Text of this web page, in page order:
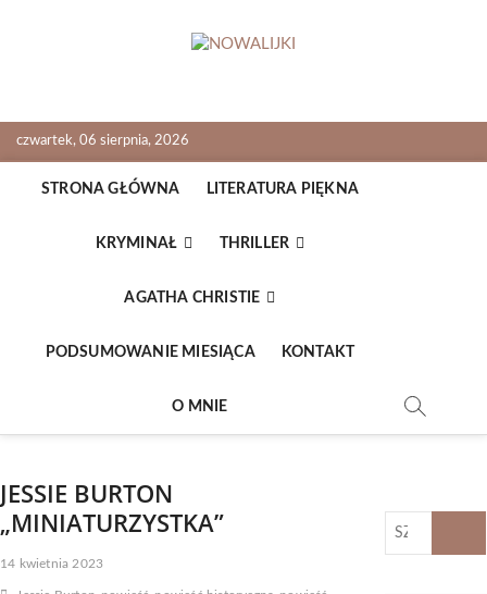
czwartek, 06 sierpnia, 2026
STRONA GŁÓWNA LITERATURA PIĘKNA
KRYMINAŁ THRILLER
AGATHA CHRISTIE
PODSUMOWANIE MIESIĄCA KONTAKT
O MNIE
JESSIE BURTON
„MINIATURZYSTKA”
14 kwietnia 2023